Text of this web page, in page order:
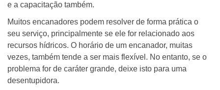
e a capacitação também.
Muitos encanadores podem resolver de forma prática o
seu serviço, principalmente se ele for relacionado aos
recursos hídricos. O horário de um encanador, muitas
vezes, também tende a ser mais flexível. No entanto, se o
problema for de caráter grande, deixe isto para uma
desentupidora.